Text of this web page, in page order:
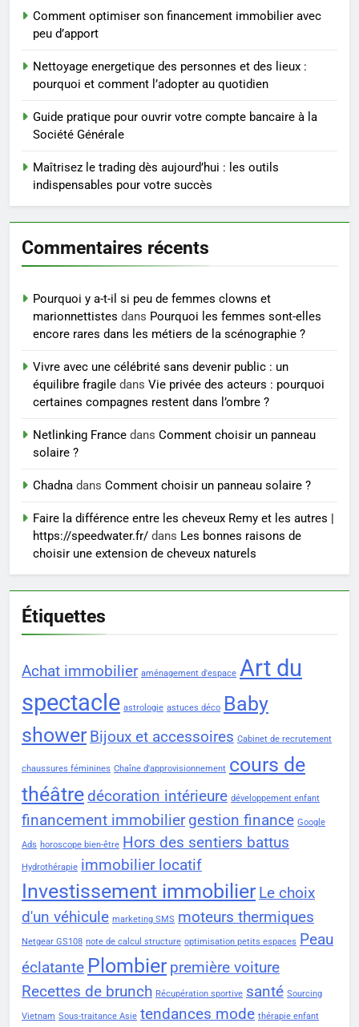
conseils pratiques
BIEN ÊTRE
Postures de yoga essentielles
rapidement et durable
BIEN ÊTRE
5
Infection chronique de l’oreille :
tout ce qu’il faut savoir sur les
saignements
SANTÉ
6
peau éclatante grâce à The
Ordinary
SANTÉ
7
Prévenir les chutes chez les
exercices
BIEN ÊTRE
8
trouver un accompagnement
sérieux à un tarif juste ?
BIEN ÊTRE
Comment optimiser son financement immobilier avec
peu d’apport
Nettoyage energetique des personnes et des lieux :
pourquoi et comment l’adopter au quotidien
Guide pratique pour ouvrir votre compte bancaire à la
Société Générale
Maîtrisez le trading dès aujourd’hui : les outils
indispensables pour votre succès
Commentaires récents
Pourquoi y a-t-il si peu de femmes clowns et
marionnettistes dans Pourquoi les femmes sont-elles
encore rares dans les métiers de la scénographie ?
Vivre avec une célébrité sans devenir public : un
équilibre fragile dans Vie privée des acteurs : pourquoi
certaines compagnes restent dans l’ombre ?
Netlinking France dans Comment choisir un panneau
solaire ?
Chadna dans Comment choisir un panneau solaire ?
Faire la différence entre les cheveux Remy et les autres |
https://speedwater.fr/ dans Les bonnes raisons de
choisir une extension de cheveux naturels
Étiquettes
Achat immobilier aménagement d'espace Art du
spectacle astrologie astuces déco Baby
shower Bijoux et accessoires Cabinet de recrutement
chaussures féminines Chaîne d'approvisionnement cours de
théâtre décoration intérieure développement enfant
financement immobilier gestion finance Google
Ads horoscope bien-être Hors des sentiers battus
Hydrothérapie immobilier locatif
Investissement immobilier Le choix
d'un véhicule marketing SMS moteurs thermiques
Netgear GS108 note de calcul structure optimisation petits espaces Peau
éclatante Plombier première voiture
Recettes de brunch Récupération sportive santé Sourcing
Vietnam Sous-traitance Asie tendances mode thérapie enfant